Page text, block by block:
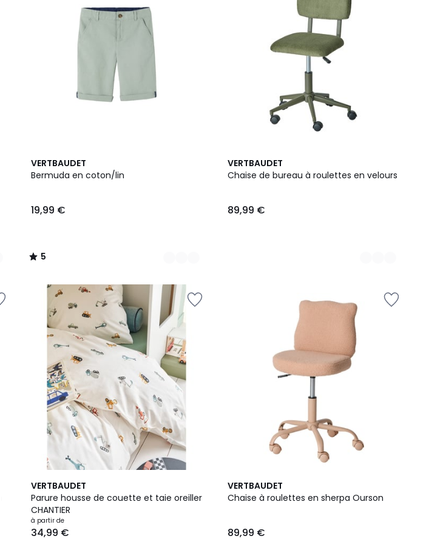
VERTBAUDET
Bermuda en coton/lin
19,99 €
5
/
3
Couleurs
5
/
VERTBAUDET
Chaise de bureau à roulettes en velours
89,99 €
3
Couleurs
VERTBAUDET
Parure housse de couette et taie oreiller
CHANTIER
à partir de
34,99 €
5
/
5
VERTBAUDET
Chaise à roulettes en sherpa Ourson
89,99 €